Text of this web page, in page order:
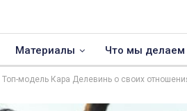
Материалы Что мы делаем
Топ-модель Кара Делевинь о своих